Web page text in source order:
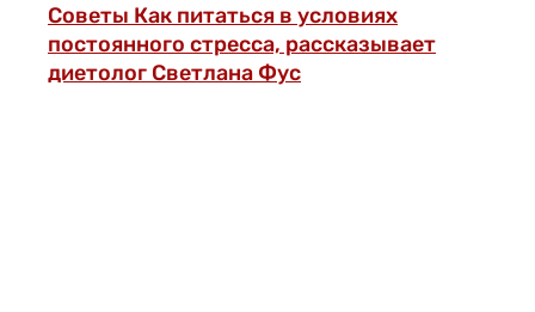
Советы Как питаться в условиях
постоянного стресса, рассказывает
диетолог Светлана Фус